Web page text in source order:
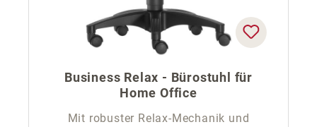
Business Relax - Bürostuhl für
Home Office
Mit robuster Relax-Mechanik und